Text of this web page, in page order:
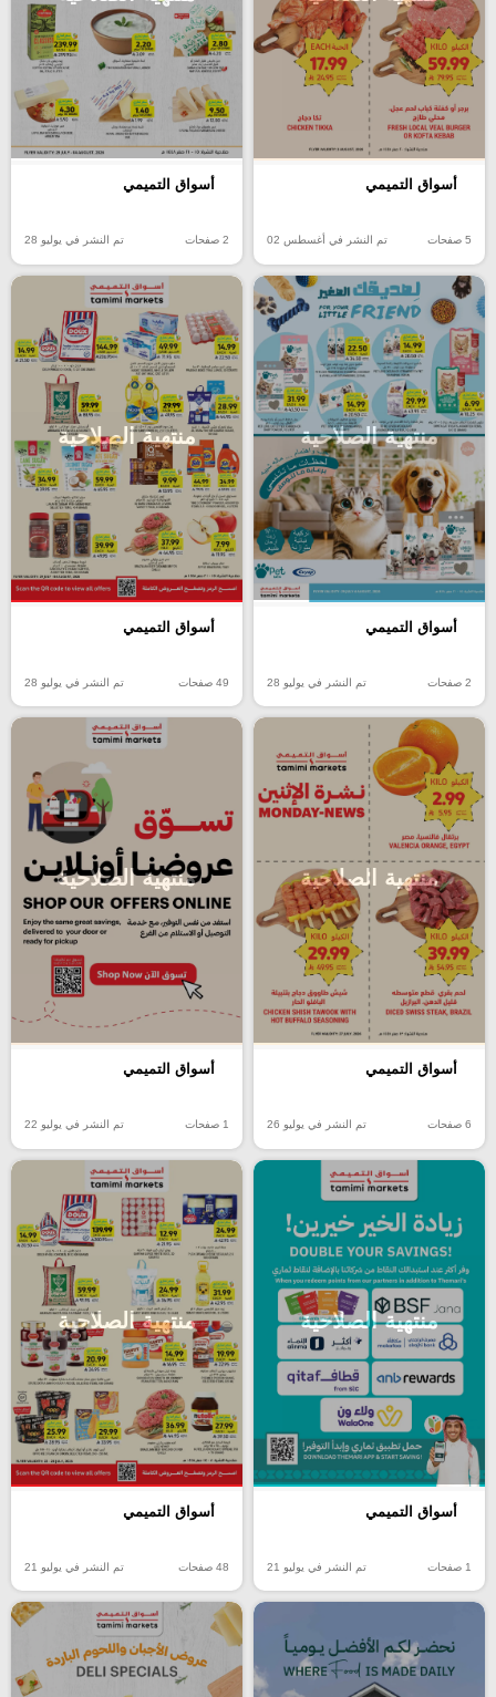
أسواق التميمي
5 صفحات تم النشر في أغسطس 02
أسواق التميمي
2 صفحات تم النشر في يوليو 28
منتهية الصلاحية
أسواق التميمي
2 صفحات تم النشر في يوليو 28
منتهية الصلاحية
أسواق التميمي
49 صفحات تم النشر في يوليو 28
منتهية الصلاحية
أسواق التميمي
6 صفحات تم النشر في يوليو 26
منتهية الصلاحية
أسواق التميمي
1 صفحات تم النشر في يوليو 22
منتهية الصلاحية
أسواق التميمي
1 صفحات تم النشر في يوليو 21
منتهية الصلاحية
أسواق التميمي
48 صفحات تم النشر في يوليو 21